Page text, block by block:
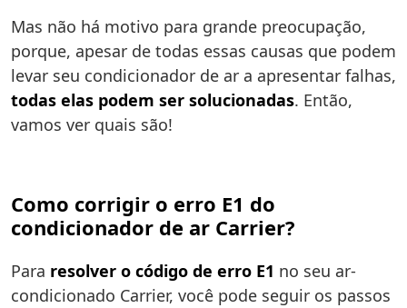
Mas não há motivo para grande preocupação,
porque, apesar de todas essas causas que podem
levar seu condicionador de ar a apresentar falhas,
todas elas podem ser solucionadas. Então,
vamos ver quais são!
Como corrigir o erro E1 do
condicionador de ar Carrier?
Para resolver o código de erro E1 no seu ar-
condicionado Carrier, você pode seguir os passos